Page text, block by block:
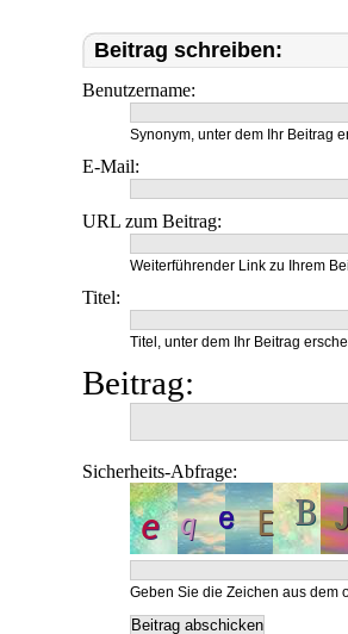
Beitrag schreiben:
Benutzername:
Synonym, unter dem Ihr Beitrag
E-Mail:
URL zum Beitrag:
Weiterführender Link zu Ihrem
Titel:
Titel, unter dem Ihr Beitrag
Beitrag:
Sicherheits-Abfrage:
Geben Sie die Zeichen aus dem